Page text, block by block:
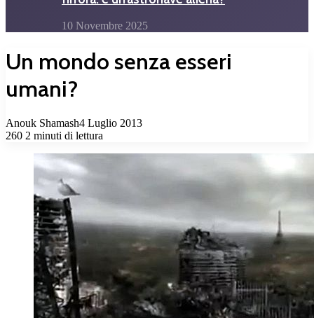
10 Novembre 2025
Un mondo senza esseri
umani?
Anouk Shamash4 Luglio 2013
260 2 minuti di lettura